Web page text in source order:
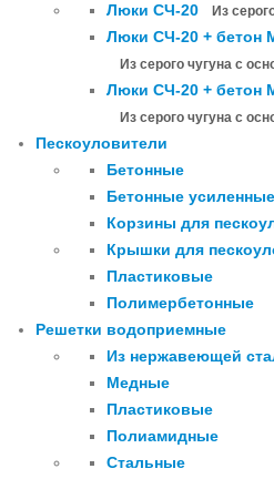
Люки СЧ-20 Из
Люки СЧ-20 + бетон
Из серого чугуна с
Люки СЧ-20 + бетон
Из серого чугуна с
Пескоуловители
Бетонные
Бетонные усиленные
Корзины для
Крышки для
Пластиковые
Полимербетонные
Решетки водоприемные
Из нержавеющей
Медные
Пластиковые
Полиамидные
Стальные